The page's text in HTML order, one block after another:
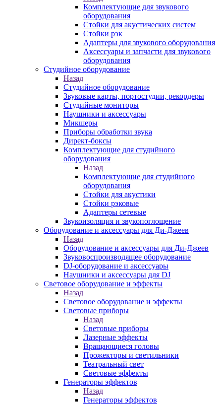
Комплектующие для звукового
оборудования
Стойки для акустических систем
Стойки рэк
Адаптеры для звукового оборудования
Аксессуары и запчасти для звукового
оборудования
Студийное оборудование
Назад
Студийное оборудование
Звуковые карты, портостудии, рекордеры
Студийные мониторы
Наушники и аксессуары
Микшеры
Приборы обработки звука
Директ-боксы
Комплектующие для студийного
оборудования
Назад
Комплектующие для студийного
оборудования
Стойки для акустики
Стойки рэковые
Адаптеры сетевые
Звукоизоляция и звукопоглощение
Оборудование и аксессуары для Ди-Джеев
Назад
Оборудование и аксессуары для Ди-Джеев
Звуковоспроизводящее оборудование
DJ-оборудование и аксессуары
Наушники и аксессуары для DJ
Световое оборудование и эффекты
Назад
Световое оборудование и эффекты
Световые приборы
Назад
Световые приборы
Лазерные эффекты
Вращающиеся головы
Прожекторы и светильники
Театральный свет
Световые эффекты
Генераторы эффектов
Назад
Генераторы эффектов